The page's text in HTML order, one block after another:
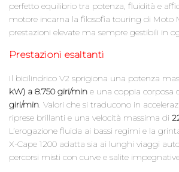
perfetto equilibrio tra potenza, fluidità e
motore incarna la filosofia touring di Moto
prestazioni elevate ma sempre gestibili in
Prestazioni esaltanti
Il bicilindrico V2 sprigiona una potenza
kW) a 8.750 giri/min e una coppia corposa
giri/min. Valori che si traducono in
riprese brillanti e una velocità massima di
L’erogazione fluida ai bassi regimi e la
X-Cape 1200 adatta sia ai lunghi viaggi
percorsi misti con curve e salite